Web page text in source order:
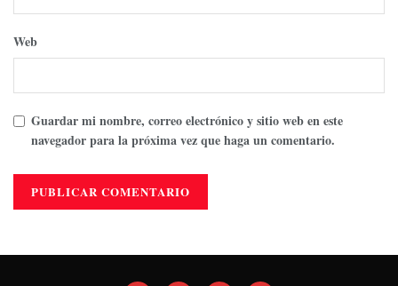
Web
Guardar mi nombre, correo electrónico y sitio web en este
navegador para la próxima vez que haga un comentario.